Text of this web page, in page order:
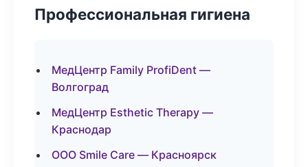
Профессиональная гигиена
МедЦентр Family ProfiDent —
Волгоград
МедЦентр Esthetic Therapy —
Краснодар
ООО Smile Care — Красноярск